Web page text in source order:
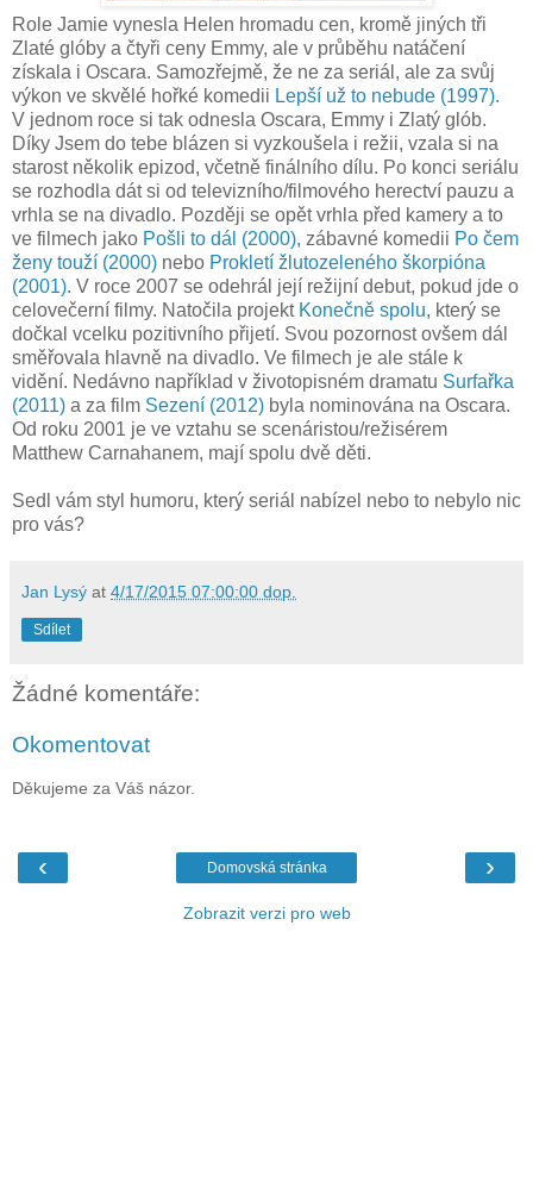
Role Jamie vynesla Helen hromadu cen, kromě jiných tři
Zlaté glóby a čtyři ceny Emmy, ale v průběhu natáčení
získala i Oscara. Samozřejmě, že ne za seriál, ale za svůj
výkon ve skvělé hořké komedii Lepší už to nebude (1997).
V jednom roce si tak odnesla Oscara, Emmy i Zlatý glób.
Díky Jsem do tebe blázen si vyzkoušela i režii, vzala si na
starost několik epizod, včetně finálního dílu. Po konci seriálu
se rozhodla dát si od televizního/filmového herectví pauzu a
vrhla se na divadlo. Později se opět vrhla před kamery a to
ve filmech jako Pošli to dál (2000), zábavné komedii Po čem
ženy touží (2000) nebo Prokletí žlutozeleného škorpióna
(2001). V roce 2007 se odehrál její režijní debut, pokud jde o
celovečerní filmy. Natočila projekt Konečně spolu, který se
dočkal vcelku pozitivního přijetí. Svou pozornost ovšem dál
směřovala hlavně na divadlo. Ve filmech je ale stále k
vidění. Nedávno například v životopisném dramatu Surfařka
(2011) a za film Sezení (2012) byla nominována na Oscara.
Od roku 2001 je ve vztahu se scenáristou/režisérem
Matthew Carnahanem, mají spolu dvě děti.
Sedl vám styl humoru, který seriál nabízel nebo to nebylo nic
pro vás?
Jan Lysý at 4/17/2015 07:00:00 dop.
Sdílet
Žádné komentáře:
Okomentovat
Děkujeme za Váš názor.
‹ ›
Domovská stránka
Zobrazit verzi pro web